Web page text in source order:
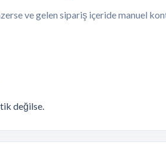
ve gelen sipariş içeride manuel
değilse.